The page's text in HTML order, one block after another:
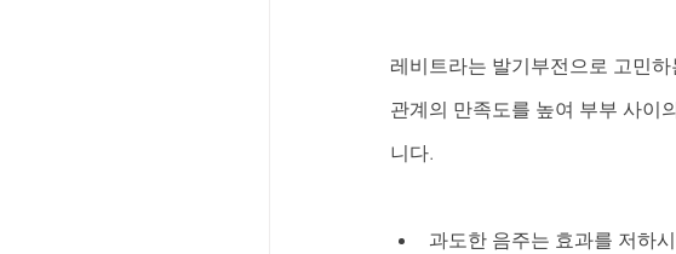
레비트라는 발기부전으로 고민
관계의 만족도를 높여 부부 사이
니다.
과도한 음주는 효과를 저하